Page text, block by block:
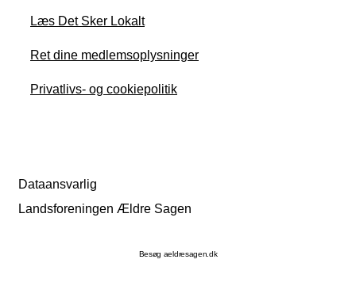
Læs Det Sker Lokalt
Ret dine medlemsoplysninger
Privatlivs- og cookiepolitik
Dataansvarlig
Landsforeningen Ældre Sagen
Besøg aeldresagen.dk